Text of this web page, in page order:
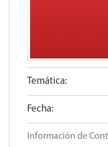
Temática:
Fecha:
Información de